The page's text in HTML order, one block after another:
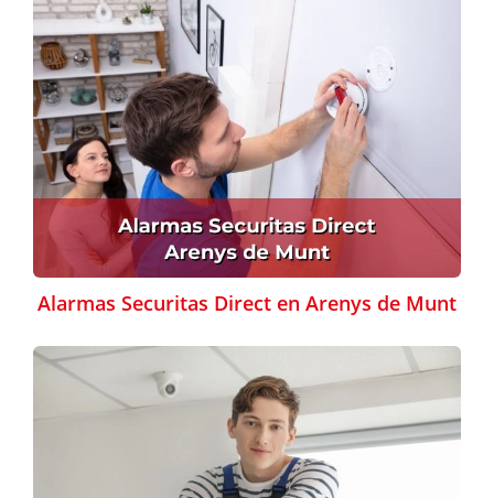
Alarmas Securitas Direct en Arenys de Munt